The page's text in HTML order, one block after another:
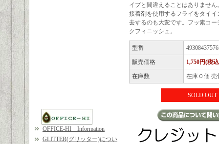
OFFICE-HI Information
GLITTER(グリッター)につい
イプと間違えることはありません
接着剤を使用するフライをタイ
去するのも大変です。フッ素コ
クフィニッシュ。
型番
販売価格 1,750円(税
在庫数 在庫０個 売
SOLD OUT